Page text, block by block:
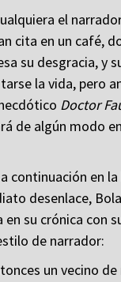
el
cita en un café,
su desgracia, y
la vida, pero
Doctor
de algún modo
continuación en
desenlace,
su crónica con
de narrador:
un vecino de